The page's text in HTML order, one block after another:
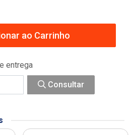
ao Carrinho
entrega
Consultar